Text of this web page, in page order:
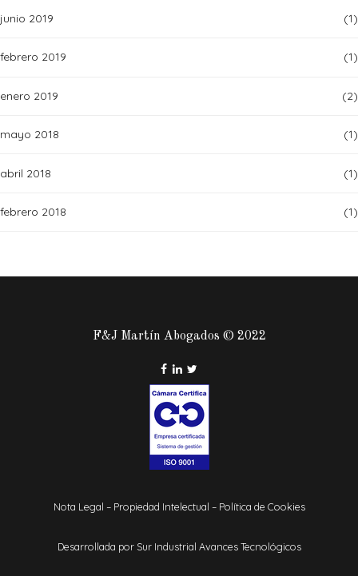
junio 2019 (1)
febrero 2019 (1)
enero 2019 (2)
mayo 2018 (1)
abril 2018 (1)
febrero 2018 (1)
F&J Martín Abogados © 2022
Nota Legal – Propiedad Intelectual – Política de Cookies
Desarrollada por Sur Industrial Avances Tecnológicos